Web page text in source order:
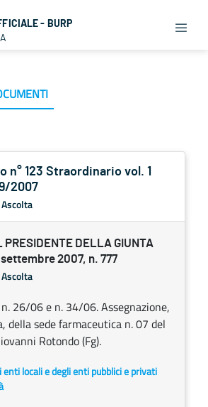
- BURP
n° 123 Straordinario vol. 1
2007
Ascolta
PRESIDENTE DELLA GIUNTA
settembre 2007, n. 777
Ascolta
26/06 e n. 34/06. Assegnazione,
della sede farmaceutica n. 07 del
Rotondo (Fg).
locali e degli enti pubblici e privati